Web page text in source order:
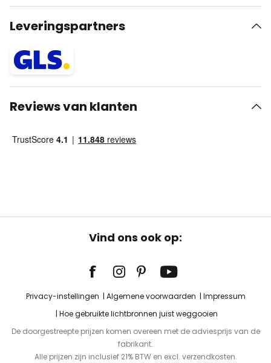
Leveringspartners
Reviews van klanten
Vind ons ook op:
Privacy-instellingen Algemene voorwaarden
Impressum
Hoe gebruikte lichtbronnen juist weggooien
De doorgestreepte prijzen komen overeen met de adviesprijs van de
fabrikant.
Alle prijzen zijn inclusief 21% BTW en excl. verzendkosten.